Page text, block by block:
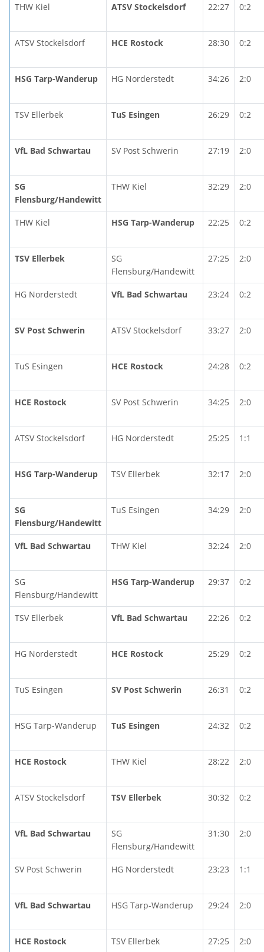
THW Kiel ATSV Stockelsdorf 22:27 0:2
ATSV Stockelsdorf HCE Rostock 28:30 0:2
HSG Tarp-Wanderup HG Norderstedt 34:26 2:0
TSV Ellerbek TuS Esingen 26:29 0:2
VfL Bad Schwartau SV Post Schwerin 27:19 2:0
SG
Flensburg/Handewitt
THW Kiel 32:29 2:0
THW Kiel HSG Tarp-Wanderup 22:25 0:2
TSV Ellerbek
SG
Flensburg/Handewitt
27:25 2:0
HG Norderstedt VfL Bad Schwartau 23:24 0:2
SV Post Schwerin ATSV Stockelsdorf 33:27 2:0
TuS Esingen HCE Rostock 24:28 0:2
HCE Rostock SV Post Schwerin 34:25 2:0
ATSV Stockelsdorf HG Norderstedt 25:25 1:1
HSG Tarp-Wanderup TSV Ellerbek 32:17 2:0
SG
Flensburg/Handewitt
TuS Esingen 34:29 2:0
VfL Bad Schwartau THW Kiel 32:24 2:0
SG
Flensburg/Handewitt
HSG Tarp-Wanderup 29:37 0:2
TSV Ellerbek VfL Bad Schwartau 22:26 0:2
HG Norderstedt HCE Rostock 25:29 0:2
TuS Esingen SV Post Schwerin 26:31 0:2
HSG Tarp-Wanderup TuS Esingen 24:32 0:2
HCE Rostock THW Kiel 28:22 2:0
ATSV Stockelsdorf TSV Ellerbek 30:32 0:2
VfL Bad Schwartau
SG
Flensburg/Handewitt
31:30 2:0
SV Post Schwerin HG Norderstedt 23:23 1:1
VfL Bad Schwartau HSG Tarp-Wanderup 29:24 2:0
HCE Rostock TSV Ellerbek 27:25 2:0